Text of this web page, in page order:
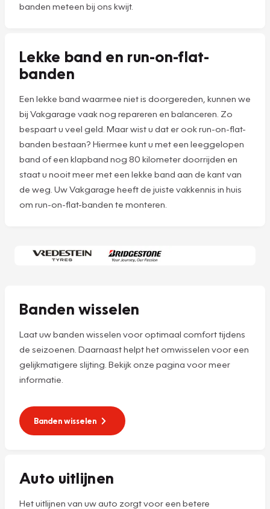
banden meteen bij ons kwijt.
Lekke band en run-on-flat-
banden
Een lekke band waarmee niet is doorgereden, kunnen we
bij Vakgarage vaak nog repareren en balanceren. Zo
bespaart u veel geld. Maar wist u dat er ook run-on-flat-
banden bestaan? Hiermee kunt u met een leeggelopen
band of een klapband nog 80 kilometer doorrijden en
staat u nooit meer met een lekke band aan de kant van
de weg. Uw Vakgarage heeft de juiste vakkennis in huis
om run-on-flat-banden te monteren.
Banden wisselen
Laat uw banden wisselen voor optimaal comfort tijdens
de seizoenen. Daarnaast helpt het omwisselen voor een
gelijkmatigere slijting. Bekijk onze pagina voor meer
informatie.
Banden wisselen
Auto uitlijnen
Het uitlijnen van uw auto zorgt voor een betere